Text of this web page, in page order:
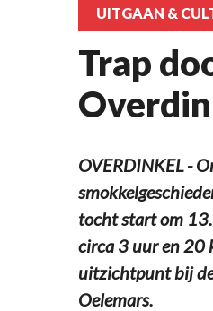
UITGAAN &
Trap
OVERDINKEL -
tocht start om
circa 3 uur en 20
uitzichtpunt bij
Oelemars.